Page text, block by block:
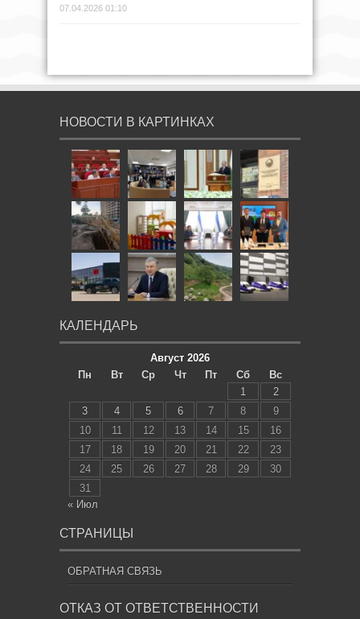
07.04.2026 01:10
НОВОСТИ В КАРТИНКАХ
КАЛЕНДАРЬ
Август 2026
Пн
Вт Ср Чт Пт Сб
Вс
1
2
3
4 5 6 7 8
9
10
11 12 13 14 15
16
17
18 19 20 21 22
23
24
25 26 27 28 29
30
31
« Июл
СТРАНИЦЫ
ОБРАТНАЯ СВЯЗЬ
ОТКАЗ ОТ ОТВЕТСТВЕННОСТИ